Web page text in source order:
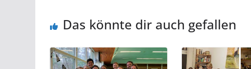
Das könnte dir auch gefallen